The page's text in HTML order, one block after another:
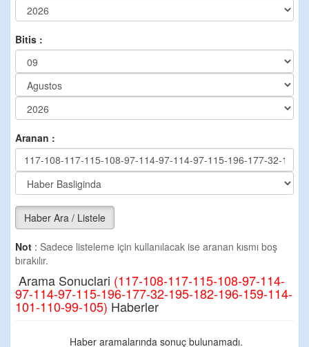
Bitis :
Aranan :
Haber Ara / Listele
Not : Sadece listeleme için kullanılacak ise aranan kısmı boş
bırakılır.
Arama Sonuclari (117-108-117-115-108-97-114-
97-114-97-115-196-177-32-195-182-196-159-114-
101-110-99-105) Haberler
Haber aramalarında sonuç bulunamadı.